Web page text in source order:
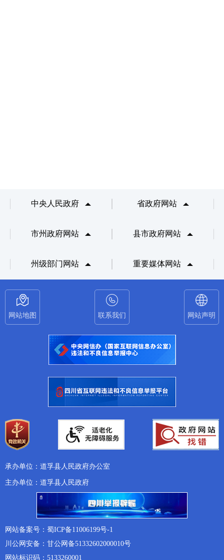
中央人民政府 省政府网站
市州政府网站 县市政府网站
州级部门网站 重要媒体网站
网站地图 联系我们 网站声明
承办单位：道孚县人民政府办公室
主办单位：道孚县人民政府
网站备案号：蜀ICP备11006199号-1
川公网安备：甘公网备51332602000010号
网站标识码：5133260001